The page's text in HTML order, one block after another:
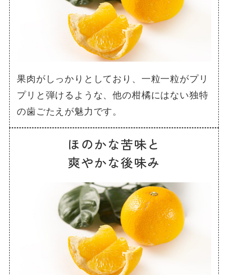
果肉がしっかりとしており、一粒一粒がプリ
プリと弾けるような、他の柑橘にはない独特
の歯ごたえが魅力です。
ほのかな苦味と
爽やかな後味み